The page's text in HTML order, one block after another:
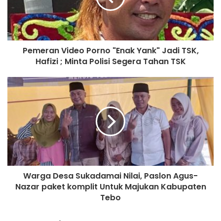
Zaharuddin menambahkan bahwa keputusan LAMJ
Kabupaten Tebo ini akan disebarkan seluas-luasnya
kepada masyarakat.
“Kami akan surati pemangku adat di Kabupaten Tebo,
kecamatan, desa sampai ke RT. Diumumkan secara luas.
Kami juga tembuskan ke bupati, kajari, kapolres, bawaslu
dan pimpinan kami di provinsi,” pungkasnya.
Pemeran Video Porno "Enak Yank" Jadi TSK,
Hafizi ; Minta Polisi Segera Tahan TSK
Warga Desa Sukadamai Nilai, Paslon Agus-
Nazar paket komplit Untuk Majukan Kabupaten
Tebo